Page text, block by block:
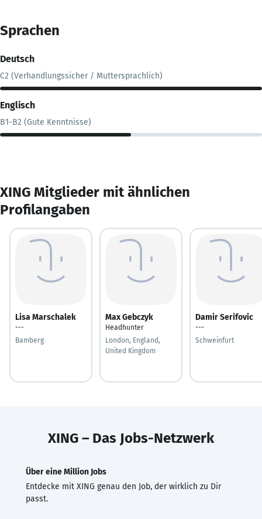
Sprachen
Deutsch
C2 (Verhandlungssicher / Muttersprachlich)
Englisch
B1-B2 (Gute Kenntnisse)
XING Mitglieder mit ähnlichen
Profilangaben
Lisa Marschalek
---
Bamberg
Max Gebczyk
Headhunter
London, England,
United Kingdom
Damir Serifovic
---
Schweinfurt
XING – Das Jobs-Netzwerk
Über eine Million Jobs
Entdecke mit XING genau den Job, der wirklich zu Dir
passt.